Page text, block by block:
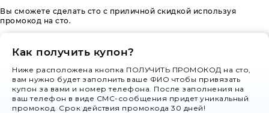
Вы сможете сделать сто с приличной скидкой используя
промокод на сто.
Как получить купон?
Ниже расположена кнопка ПОЛУЧИТЬ ПРОМОКОД на сто,
вам нужно будет заполнить ваше ФИО чтобы привязать
купон за вами и номер телефона. После заполнения на
ваш телефон в виде СМС-сообщения придет уникальный
промокод. Срок действия промокода 30 дней!